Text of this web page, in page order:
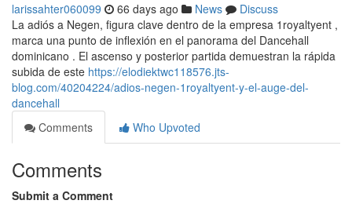
larissahter060099 66 days ago News
Discuss
La adiós a Negen, figura clave dentro de la empresa 1royaltyent ,
marca una punto de inflexión en el panorama del Dancehall
dominicano . El ascenso y posterior partida demuestran la rápida
subida de este https://elodiektwc118576.jts-
blog.com/40204224/adios-negen-1royaltyent-y-el-auge-del-
dancehall
Comments
Who Upvoted
Comments
Submit a Comment